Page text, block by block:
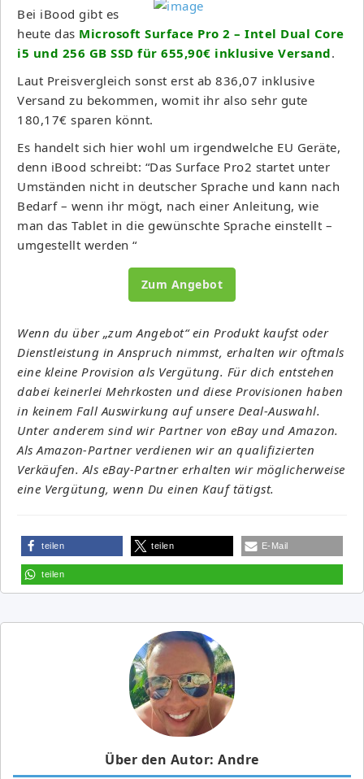
Bei iBood gibt es
heute das Microsoft Surface Pro 2 – Intel Dual Core
i5 und 256 GB SSD für 655,90€ inklusive Versand.
Laut Preisvergleich sonst erst ab 836,07 inklusive
Versand zu bekommen, womit ihr also sehr gute
180,17€ sparen könnt.
Es handelt sich hier wohl um irgendwelche EU Geräte,
denn iBood schreibt: “Das Surface Pro2 startet unter
Umständen nicht in deutscher Sprache und kann nach
Bedarf – wenn ihr mögt, nach einer Anleitung, wie
man das Tablet in die gewünschte Sprache einstellt –
umgestellt werden “
Zum Angebot
Wenn du über „zum Angebot“ ein Produkt kaufst oder
Dienstleistung in Anspruch nimmst, erhalten wir oftmals
eine kleine Provision als Vergütung. Für dich entstehen
dabei keinerlei Mehrkosten und diese Provisionen haben
in keinem Fall Auswirkung auf unsere Deal-Auswahl.
Unter anderem sind wir Partner von eBay und Amazon.
Als Amazon-Partner verdienen wir an qualifizierten
Verkäufen. Als eBay-Partner erhalten wir möglicherweise
eine Vergütung, wenn Du einen Kauf tätigst.
teilen teilen E-Mail
teilen
Über den Autor: Andre